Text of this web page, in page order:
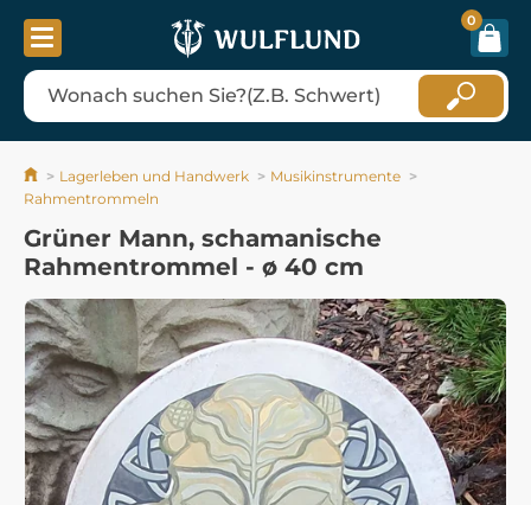
0
Lagerleben und Handwerk
Musikinstrumente
Rahmentrommeln
Grüner Mann, schamanische
Rahmentrommel - ø 40 cm